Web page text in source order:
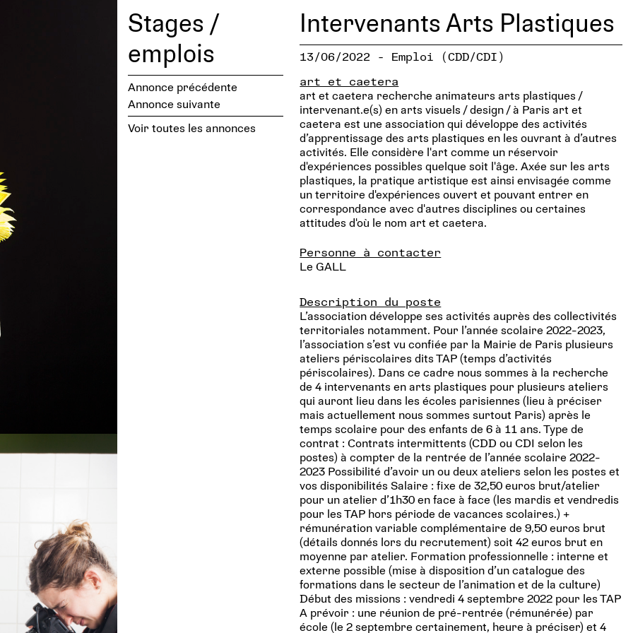
Stages /
emplois
Annonce précédente
Annonce suivante
Voir toutes les annonces
Intervenants Arts Plastiques
13/06/2022 - Emploi (CDD/CDI)
art et caetera
art et caetera recherche animateurs arts plastiques /
intervenant.e(s) en arts visuels / design / à Paris art et
caetera est une association qui développe des activités
d’apprentissage des arts plastiques en les ouvrant à d’autres
activités. Elle considère l'art comme un réservoir
d'expériences possibles quelque soit l'âge. Axée sur les arts
plastiques, la pratique artistique est ainsi envisagée comme
un territoire d'expériences ouvert et pouvant entrer en
correspondance avec d'autres disciplines ou certaines
attitudes d'où le nom art et caetera.
Personne à contacter
Le GALL
Description du poste
L’association développe ses activités auprès des collectivités
territoriales notamment. Pour l’année scolaire 2022-2023,
l’association s’est vu confiée par la Mairie de Paris plusieurs
ateliers périscolaires dits TAP (temps d’activités
périscolaires). Dans ce cadre nous sommes à la recherche
de 4 intervenants en arts plastiques pour plusieurs ateliers
qui auront lieu dans les écoles parisiennes (lieu à préciser
mais actuellement nous sommes surtout Paris) après le
temps scolaire pour des enfants de 6 à 11 ans. Type de
contrat : Contrats intermittents (CDD ou CDI selon les
postes) à compter de la rentrée de l’année scolaire 2022-
2023 Possibilité d’avoir un ou deux ateliers selon les postes et
vos disponibilités Salaire : fixe de 32,50 euros brut/atelier
pour un atelier d’1h30 en face à face (les mardis et vendredis
pour les TAP hors période de vacances scolaires.) +
rémunération variable complémentaire de 9,50 euros brut
(détails donnés lors du recrutement) soit 42 euros brut en
moyenne par atelier. Formation professionnelle : interne et
externe possible (mise à disposition d’un catalogue des
formations dans le secteur de l’animation et de la culture)
Début des missions : vendredi 4 septembre 2022 pour les TAP
A prévoir : une réunion de pré-rentrée (rémunérée) par
école (le 2 septembre certainement, heure à préciser) et 4